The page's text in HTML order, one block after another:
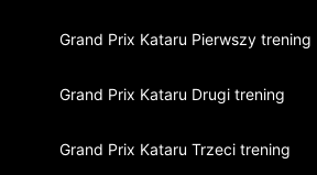
Grand Prix Kataru Pierwszy trening
Grand Prix Kataru Drugi trening
Grand Prix Kataru Trzeci trening